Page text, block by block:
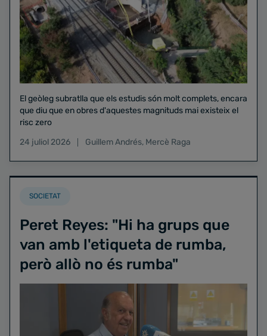
El geòleg subratlla que els estudis són molt complets, encara
que diu que en obres d'aquestes magnituds mai existeix el
risc zero
24 juliol 2026
Guillem Andrés, Mercè Raga
SOCIETAT
Peret Reyes: "Hi ha grups que
van amb l'etiqueta de rumba,
però allò no és rumba"